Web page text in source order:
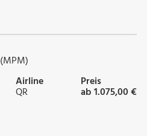
Airline
QR
Preis
ab 1.075,00 €